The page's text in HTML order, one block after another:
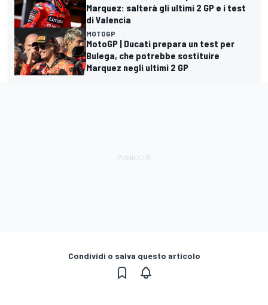
Marquez: salterà gli ultimi 2 GP e i test
di Valencia
MOTOGP
MotoGP | Ducati prepara un test per
Bulega, che potrebbe sostituire
Marquez negli ultimi 2 GP
Condividi o salva questo articolo